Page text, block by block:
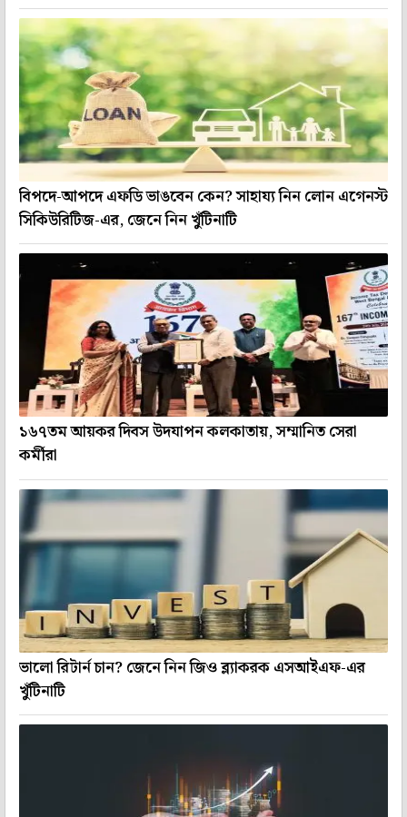
বিপদে-আপদে এফডি ভাঙবেন কেন? সাহায্য নিন লোন এগেনস্ট
সিকিউরিটিজ-এর, জেনে নিন খুঁটিনাটি
১৬৭তম আয়কর দিবস উদযাপন কলকাতায়, সম্মানিত সেরা
কর্মীরা
ভালো রিটার্ন চান? জেনে নিন জিও ব্ল্যাকরক এসআইএফ-এর
খুঁটিনাটি